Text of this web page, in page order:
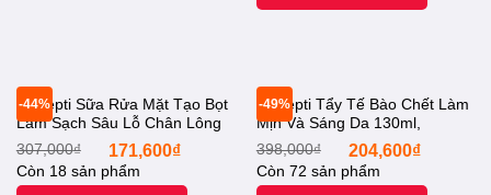
-44%
Dr.Pepti Sữa Rửa Mặt Tạo Bọt
Làm Sạch Sâu Lỗ Chân Lông
110ml, Drpepti Galacto
Cleansing Foam [Otel-StarX-
Chính Hãng]
307,000₫
Giá
gốc
là:
171,600₫
Còn 18 sản phẩm
-49%
Dr.Pepti Tẩy Tế Bào Chết Làm
Mịn Và Sáng Da 130ml,
Drpepti Herb Natural Peeling
Gel [Otel-StarX- Chính Hãng]
398,000₫
Giá
gốc
là:
204,600₫
Còn 72 sản phẩm